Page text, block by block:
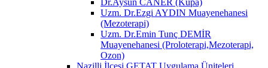
Uzm. Dr.Ezgi AYDIN Muayenehanesi
(Mezoterapi)
Uzm. Dr.Emin Tunç DEMİR
Muayenehanesi (Proloterapi,Mezoterapi,
Ozon)
Nazilli İlçesi GETAT Uygulama Üniteleri